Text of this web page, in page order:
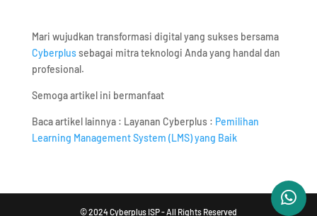
Mari wujudkan transformasi digital yang sukses bersama
Cyberplussebagai mitra teknologi Anda yang handal dan
profesional.
Semoga artikel ini bermanfaat
Baca artikel lainnya : Layanan Cyberplus : Pemilihan
Learning Management System (LMS) yang Baik
© 2024 Cyberplus ISP - All Rights Reserved